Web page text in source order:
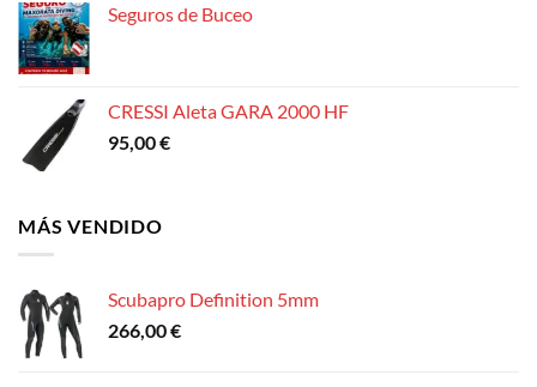
Seguros de Buceo
CRESSI Aleta GARA 2000 HF
95,00€
MÁS VENDIDO
Scubapro Definition 5mm
266,00€